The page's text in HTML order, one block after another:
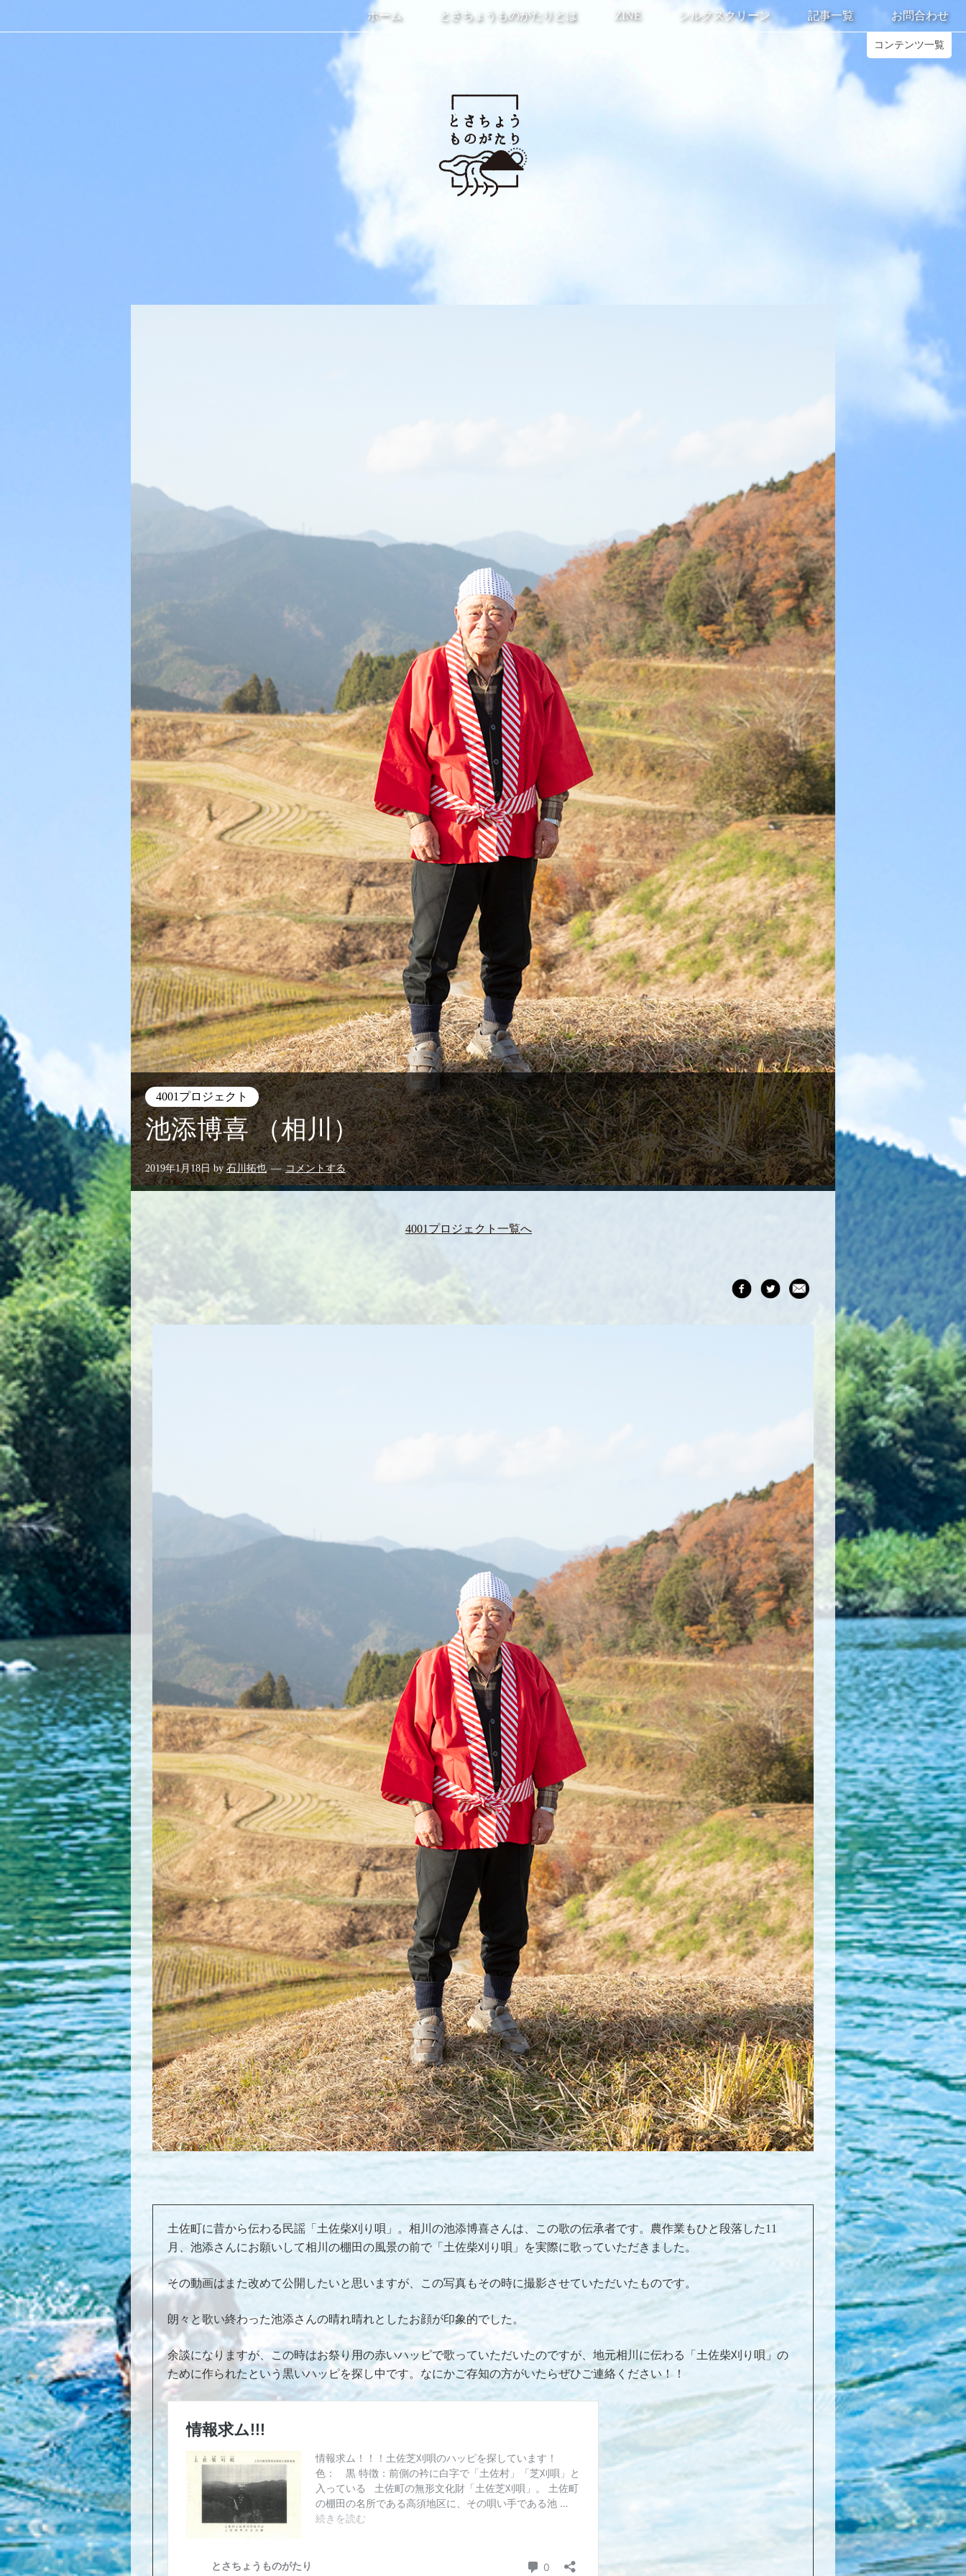
ホーム とさちょうものがたりとは ZINE シルクスクリーン 記事一覧 お問合わせ
コンテンツ一覧
4001プロジェクト
池添博喜 （相川）
2019年1月18日 by石川拓也 コメントする
4001プロジェクト一覧へ
土佐町に昔から伝わる民謡「土佐柴刈り唄」。相川の池添博喜さんは、この歌の伝承者です。農作業もひと段落した11
月、池添さんにお願いして相川の棚田の風景の前で「土佐柴刈り唄」を実際に歌っていただきました。
その動画はまた改めて公開したいと思いますが、この写真もその時に撮影させていただいたものです。
朗々と歌い終わった池添さんの晴れ晴れとしたお顔が印象的でした。
余談になりますが、この時はお祭り用の赤いハッピで歌っていただいたのですが、地元相川に伝わる「土佐柴刈り唄」の
ために作られたという黒いハッピを探し中です。なにかご存知の方がいたらぜひご連絡ください！！